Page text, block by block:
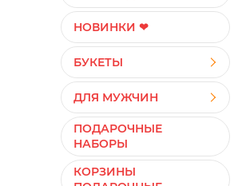
НОВИНКИ ❤
БУКЕТЫ
ДЛЯ МУЖЧИН
ПОДАРОЧНЫЕ
НАБОРЫ
КОРЗИНЫ